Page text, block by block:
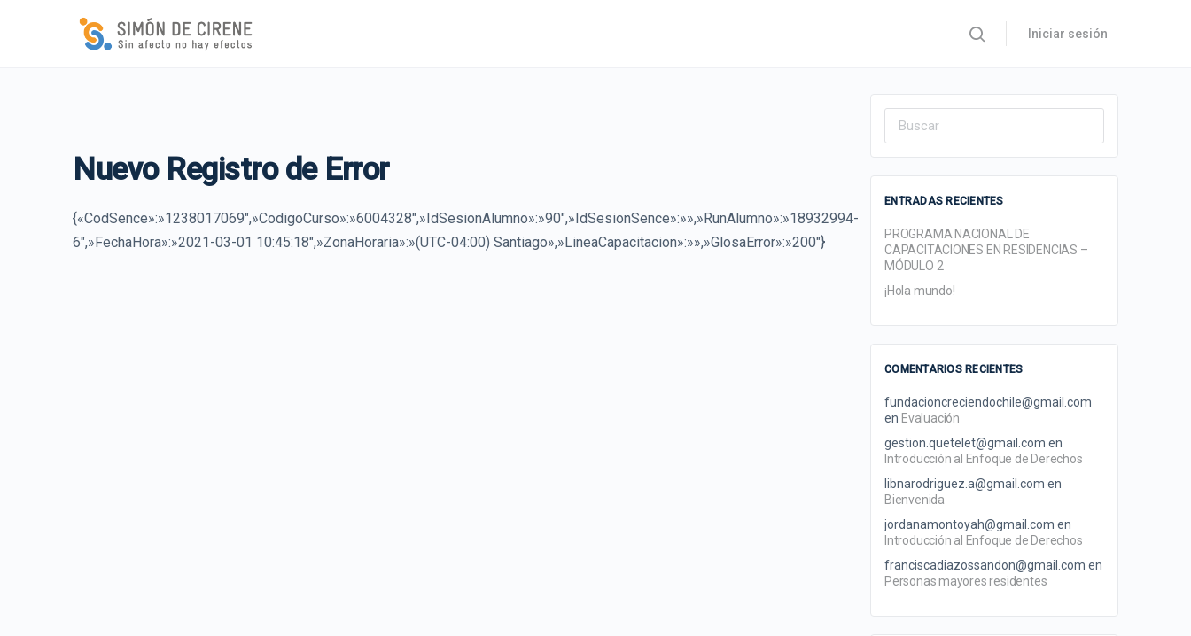
Iniciar sesión
Nuevo Registro de Error
{«CodSence»:»1238017069″,»CodigoCurso»:»6004328″,»IdSesionAlumno»:»90″,»IdSesionSence»:»»,»RunAlumno»:»18932994-
6″,»FechaHora»:»2021-03-01 10:45:18″,»ZonaHoraria»:»(UTC-04:00) Santiago»,»LineaCapacitacion»:»»,»GlosaError»:»200″}
Search
ENTRADAS RECIENTES
PROGRAMA NACIONAL DE
CAPACITACIONES EN RESIDENCIAS –
MÓDULO 2
¡Hola mundo!
COMENTARIOS RECIENTES
fundacioncreciendochile@gmail.com
en Evaluación
gestion.quetelet@gmail.com en
Introducción al Enfoque de Derechos
libnarodriguez.a@gmail.com en
Bienvenida
jordanamontoyah@gmail.com en
Introducción al Enfoque de Derechos
franciscadiazossandon@gmail.com en
Personas mayores residentes